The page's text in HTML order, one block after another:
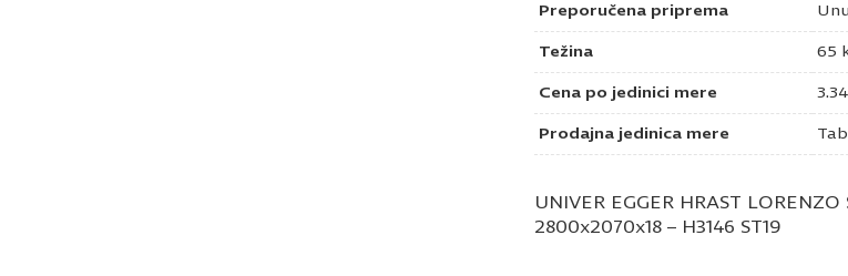
Preporučena priprema
Težina 65
Cena po jedinici mere
Prodajna jedinica mere
UNIVER EGGER HRAST LORENZO
2800x2070x18 – H3146 ST19